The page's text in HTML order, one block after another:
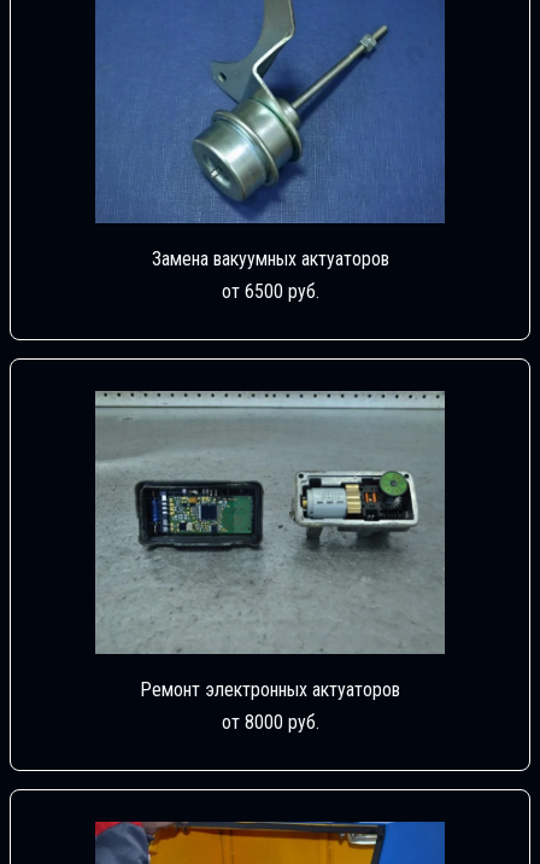
Замена вакуумных актуаторов
от 6500 руб.
Ремонт электронных актуаторов
от 8000 руб.